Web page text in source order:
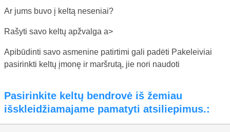
Ar jums buvo į keltą neseniai?
Rašyti savo keltų apžvalga a>
Apibūdinti savo asmenine patirtimi gali padėti Pakeleiviai
pasirinkti keltų įmonę ir maršrutą, jie nori naudoti
Pasirinkite keltų bendrovė iš žemiau
išskleidžiamajame pamatyti atsiliepimus.: